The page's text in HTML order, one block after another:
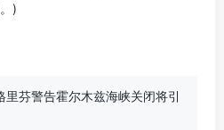
)
里芬警告霍尔木兹海峡关闭将引